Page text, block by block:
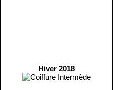
Hiver 2018